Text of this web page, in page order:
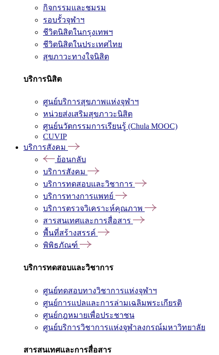
กิจกรรมและชมรม
รอบรั้วจุฬาฯ
ชีวิตนิสิตในกรุงเทพฯ
ชีวิตนิสิตในประเทศไทย
สุขภาวะทางใจนิสิต
บริการนิสิต
ศูนย์บริการสุขภาพแห่งจุฬาฯ
หน่วยส่งเสริมสุขภาวะนิสิต
ศูนย์นวัตกรรมการเรียนรู้ (Chula MOOC)
CUVIP
บริการสังคม
ย้อนกลับ
บริการสังคม
บริการทดสอบและวิชาการ
บริการทางการแพทย์
บริการตรวจวิเคราะห์คุณภาพ
สารสนเทศและการสื่อสาร
พื้นที่สร้างสรรค์
พิพิธภัณฑ์
บริการทดสอบและวิชาการ
ศูนย์ทดสอบทางวิชาการแห่งจุฬาฯ
ศูนย์การแปลและการล่ามเฉลิมพระเกียรติ
ศูนย์กฎหมายเพื่อประชาชน
ศูนย์บริการวิชาการแห่งจุฬาลงกรณ์มหาวิทยาลัย
สารสนเทศและการสื่อสาร